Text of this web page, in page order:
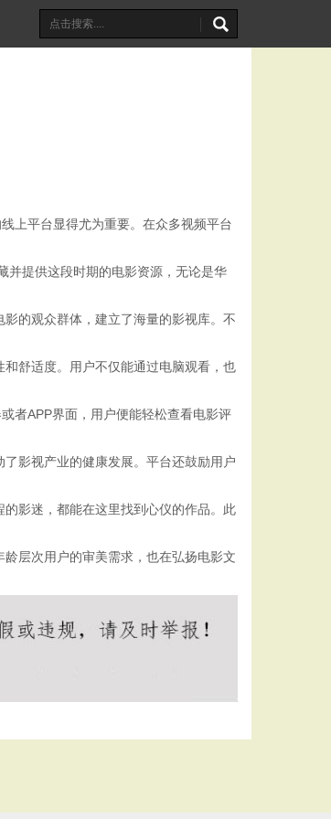
上平台显得尤为重要。在众多视频平台
并提供这段时期的电影资源，无论是华
的观众群体，建立了海量的影视库。不
舒适度。用户不仅能通过电脑观看，也
者APP界面，用户便能轻松查看电影评
影视产业的健康发展。平台还鼓励用户
影迷，都能在这里找到心仪的作品。此
层次用户的审美需求，也在弘扬电影文